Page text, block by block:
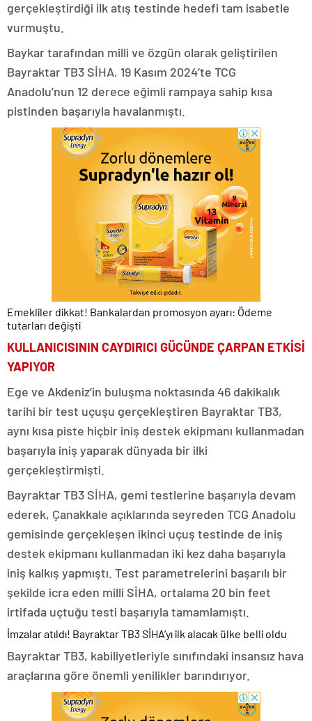
gerçekleştirdiği ilk atış testinde hedefi tam isabetle
vurmuştu.
Baykar tarafından milli ve özgün olarak geliştirilen
Bayraktar TB3 SİHA, 19 Kasım 2024’te TCG
Anadolu’nun 12 derece eğimli rampaya sahip kısa
pistinden başarıyla havalanmıştı.
Emekliler dikkat! Bankalardan promosyon ayarı: Ödeme
tutarları değişti
KULLANICISININ CAYDIRICI GÜCÜNDE ÇARPAN ETKİSİ
YAPIYOR
Ege ve Akdeniz’in buluşma noktasında 46 dakikalık
tarihi bir test uçuşu gerçekleştiren Bayraktar TB3,
aynı kısa piste hiçbir iniş destek ekipmanı kullanmadan
başarıyla iniş yaparak dünyada bir ilki
gerçekleştirmişti.
Bayraktar TB3 SİHA, gemi testlerine başarıyla devam
ederek, Çanakkale açıklarında seyreden TCG Anadolu
gemisinde gerçekleşen ikinci uçuş testinde de iniş
destek ekipmanı kullanmadan iki kez daha başarıyla
iniş kalkış yapmıştı. Test parametrelerini başarılı bir
şekilde icra eden milli SİHA, ortalama 20 bin feet
irtifada uçtuğu testi başarıyla tamamlamıştı.
İmzalar atıldı! Bayraktar TB3 SİHA’yı ilk alacak ülke belli oldu
Bayraktar TB3, kabiliyetleriyle sınıfındaki insansız hava
araçlarına göre önemli yenilikler barındırıyor.